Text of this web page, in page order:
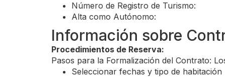
Número de Registro de Turismo:
Alta como Autónomo:
Información sobre
Procedimientos de Reserva:
Pasos para la Formalización del Contrato:
Seleccionar fechas y tipo de habitación